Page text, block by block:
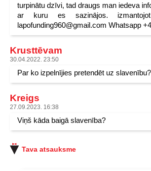
turpinātu dzīvi, tad draugs man iedeva
ar kuru es sazinājos.
lapofunding960@gmail.com Whatsapp
Krusttēvam
30.04.2022. 23:50
Par ko izpelnījies pretendēt uz slavenību?
Kreigs
27.09.2023. 16:38
Viņš kāda baigā slavenība?
Tava atsauksme